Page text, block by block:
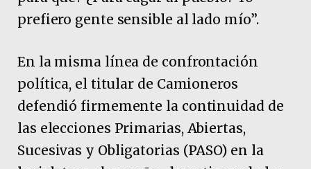
prefiero gente sensible al lado mío”.
En la misma línea de confrontación
política, el titular de Camioneros
defendió firmemente la continuidad de
las elecciones Primarias, Abiertas,
Sucesivas y Obligatorias (PASO) en la